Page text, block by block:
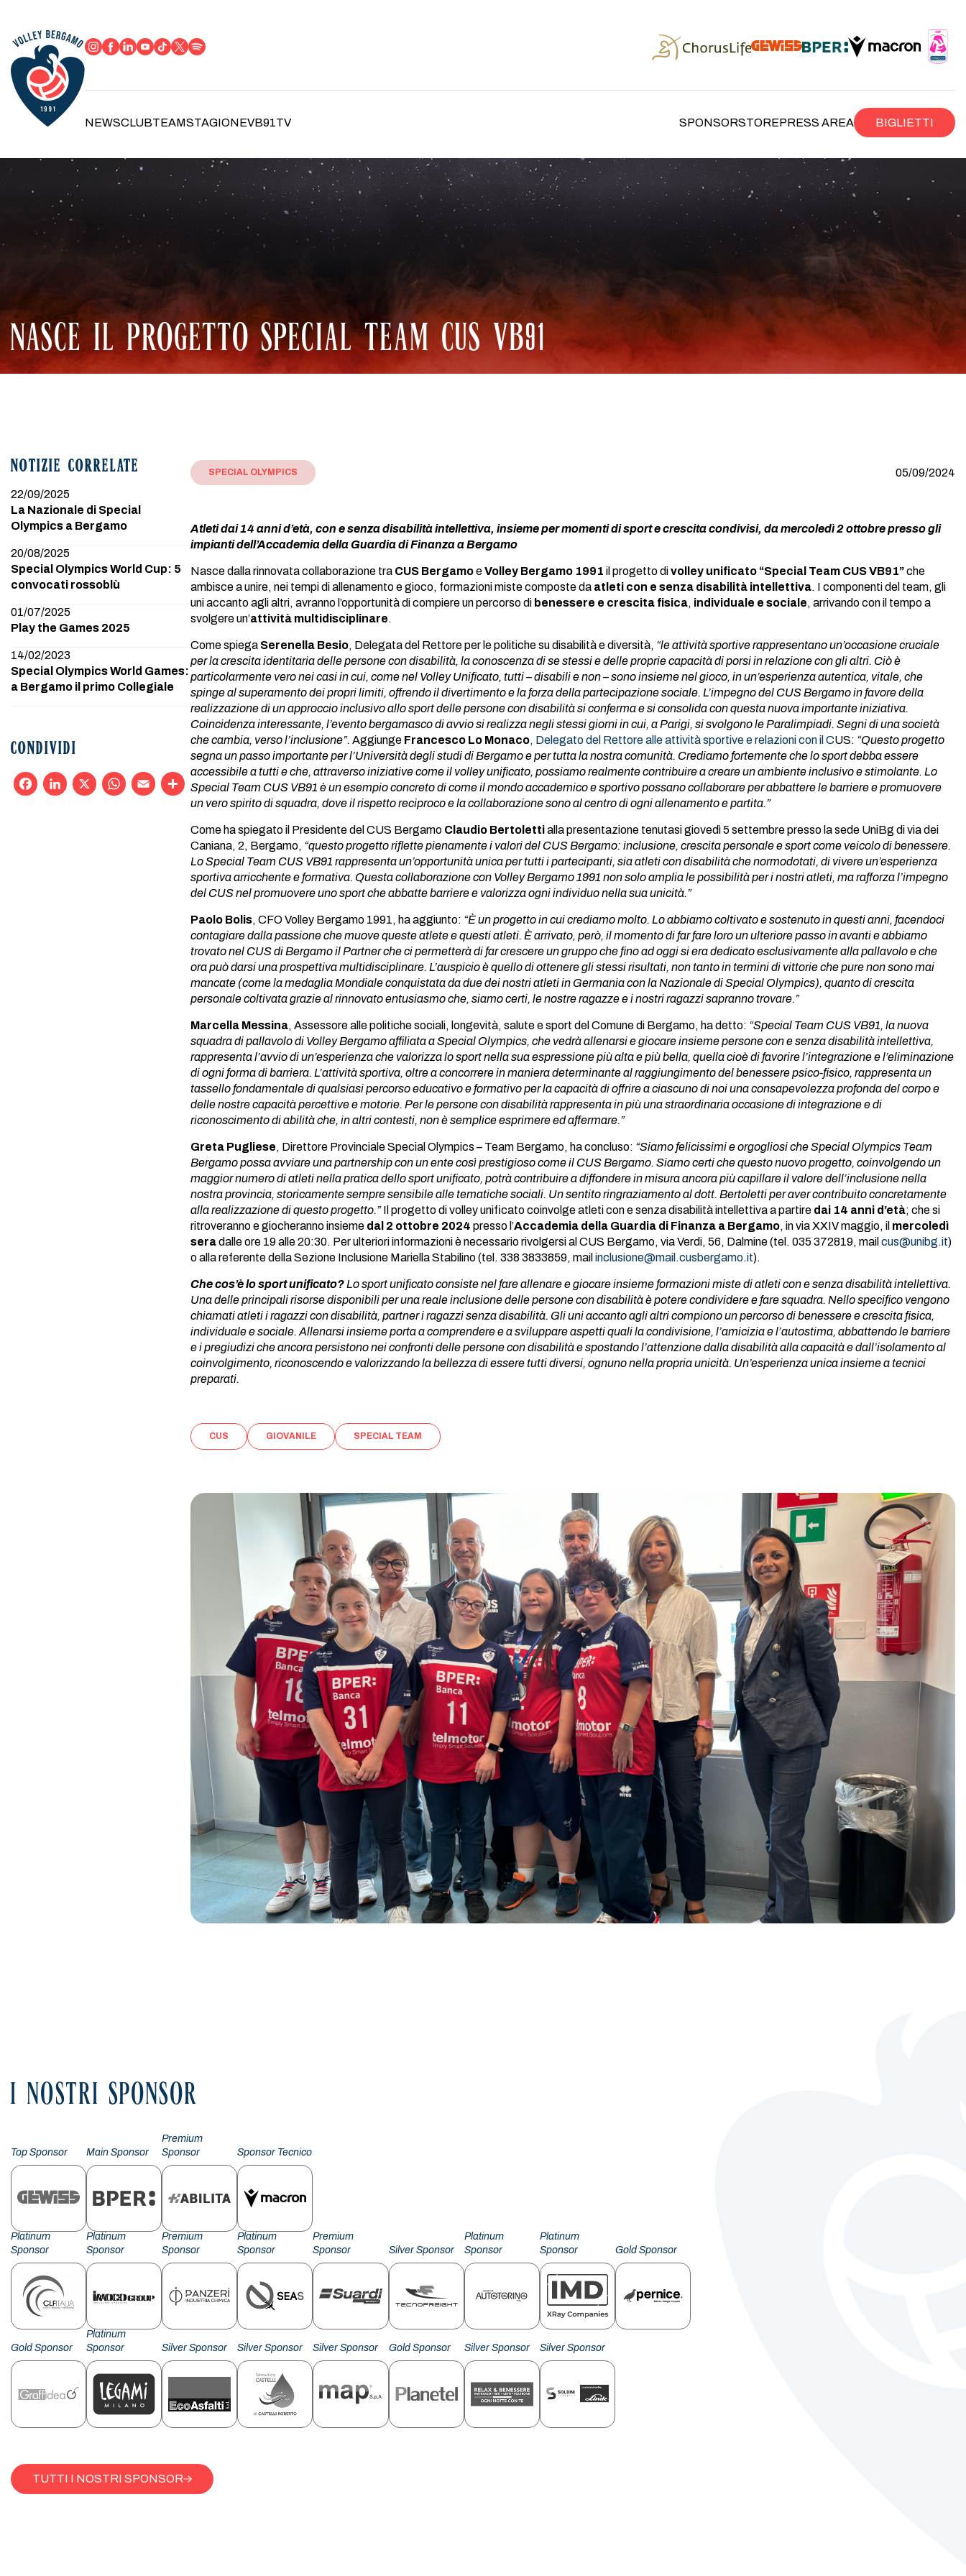
NEWSCLUBTEAMSTAGIONEVB91TV SPONSORSTOREPRESS AREA BIGLIETTI
NASCE IL PROGETTO SPECIAL TEAM CUS VB91
NOTIZIE CORRELATE
22/09/2025
La Nazionale di Special
Olympics a Bergamo
20/08/2025
Special Olympics World Cup: 5
convocati rossoblù
01/07/2025
Play the Games 2025
14/02/2023
Special Olympics World Games:
a Bergamo il primo Collegiale
CONDIVIDI
Condividi
SPECIAL OLYMPICS 05/09/2024
Atleti dai 14 anni d’età, con e senza disabilità intellettiva, insieme per momenti di sport e crescita condivisi, da mercoledì 2 ottobre presso gli
impianti dell’Accademia della Guardia di Finanza a Bergamo
Nasce dalla rinnovata collaborazione tra CUS BergamoeVolley Bergamo 1991 il progetto divolley unificato “Special Team CUS VB91”che
ambisce a unire, nei tempi di allenamento e gioco, formazioni miste composte da atleti con e senza disabilità intellettiva. I componenti del team, gli
uni accanto agli altri, avranno l’opportunità di compiere un percorso di benessere e crescita fisica, individuale e sociale, arrivando con il tempo a
svolgere un’attività multidisciplinare.
Come spiega Serenella Besio, Delegata del Rettore per le politiche su disabilità e diversità, “le attività sportive rappresentano un’occasione cruciale
per la crescita identitaria delle persone con disabilità, la conoscenza di se stessi e delle proprie capacità di porsi in relazione con gli altri. Ciò è
particolarmente vero nei casi in cui, come nel Volley Unificato, tutti – disabili e non – sono insieme nel gioco, in un’esperienza autentica, vitale, che
spinge al superamento dei propri limiti, offrendo il divertimento e la forza della partecipazione sociale. L’impegno del CUS Bergamo in favore della
realizzazione di un approccio inclusivo allo sport delle persone con disabilità si conferma e si consolida con questa nuova importante iniziativa.
Coincidenza interessante, l’evento bergamasco di avvio si realizza negli stessi giorni in cui, a Parigi, si svolgono le Paralimpiadi. Segni di una società
che cambia, verso l’inclusione”. Aggiunge Francesco Lo Monaco, Delegato del Rettore alle attività sportive e relazioni con il CUS: “Questo progetto
segna un passo importante per l’Università degli studi di Bergamo e per tutta la nostra comunità. Crediamo fortemente che lo sport debba essere
accessibile a tutti e che, attraverso iniziative come il volley unificato, possiamo realmente contribuire a creare un ambiente inclusivo e stimolante. Lo
Special Team CUS VB91 è un esempio concreto di come il mondo accademico e sportivo possano collaborare per abbattere le barriere e promuovere
un vero spirito di squadra, dove il rispetto reciproco e la collaborazione sono al centro di ogni allenamento e partita.”
Come ha spiegato il Presidente del CUS Bergamo Claudio Bertolettialla presentazione tenutasi giovedì 5 settembre presso la sede UniBg di via dei
Caniana, 2, Bergamo, “questo progetto riflette pienamente i valori del CUS Bergamo: inclusione, crescita personale e sport come veicolo di benessere.
Lo Special Team CUS VB91 rappresenta un’opportunità unica per tutti i partecipanti, sia atleti con disabilità che normodotati, di vivere un’esperienza
sportiva arricchente e formativa. Questa collaborazione con Volley Bergamo 1991 non solo amplia le possibilità per i nostri atleti, ma rafforza l’impegno
del CUS nel promuovere uno sport che abbatte barriere e valorizza ogni individuo nella sua unicità.”
Paolo Bolis, CFO Volley Bergamo 1991, ha aggiunto: “È un progetto in cui crediamo molto. Lo abbiamo coltivato e sostenuto in questi anni, facendoci
contagiare dalla passione che muove queste atlete e questi atleti. È arrivato, però, il momento di far fare loro un ulteriore passo in avanti e abbiamo
trovato nel CUS di Bergamo il Partner che ci permetterà di far crescere un gruppo che fino ad oggi si era dedicato esclusivamente alla pallavolo e che
ora può darsi una prospettiva multidisciplinare. L’auspicio è quello di ottenere gli stessi risultati, non tanto in termini di vittorie che pure non sono mai
mancate (come la medaglia Mondiale conquistata da due dei nostri atleti in Germania con la Nazionale di Special Olympics), quanto di crescita
personale coltivata grazie al rinnovato entusiasmo che, siamo certi, le nostre ragazze e i nostri ragazzi sapranno trovare.”
Marcella Messina, Assessore alle politiche sociali, longevità, salute e sport del Comune di Bergamo, ha detto: “Special Team CUS VB91, la nuova
squadra di pallavolo di Volley Bergamo affiliata a Special Olympics, che vedrà allenarsi e giocare insieme persone con e senza disabilità intellettiva,
rappresenta l’avvio di un’esperienza che valorizza lo sport nella sua espressione più alta e più bella, quella cioè di favorire l’integrazione e l’eliminazione
di ogni forma di barriera. L’attività sportiva, oltre a concorrere in maniera determinante al raggiungimento del benessere psico-fisico, rappresenta un
tassello fondamentale di qualsiasi percorso educativo e formativo per la capacità di offrire a ciascuno di noi una consapevolezza profonda del corpo e
delle nostre capacità percettive e motorie. Per le persone con disabilità rappresenta in più una straordinaria occasione di integrazione e di
riconoscimento di abilità che, in altri contesti, non è semplice esprimere ed affermare.”
Greta Pugliese, Direttore Provinciale Special Olympics – Team Bergamo, ha concluso: “Siamo felicissimi e orgogliosi che Special Olympics Team
Bergamo possa avviare una partnership con un ente così prestigioso come il CUS Bergamo. Siamo certi che questo nuovo progetto, coinvolgendo un
maggior numero di atleti nella pratica dello sport unificato, potrà contribuire a diffondere in misura ancora più capillare il valore dell’inclusione nella
nostra provincia, storicamente sempre sensibile alle tematiche sociali. Un sentito ringraziamento al dott. Bertoletti per aver contribuito concretamente
alla realizzazione di questo progetto.”Il progetto di volley unificato coinvolge atleti con e senza disabilità intellettiva a partire dai 14 anni d’età; che si
ritroveranno e giocheranno insieme dal 2 ottobre 2024 presso l’Accademia della Guardia di Finanza a Bergamo, in via XXIV maggio, il mercoledì
seradalle ore 19 alle 20:30. Per ulteriori informazioni è necessario rivolgersi al CUS Bergamo, via Verdi, 56, Dalmine (tel. 035 372819, mail cus@unibg.it)
o alla referente della Sezione Inclusione Mariella Stabilino (tel. 338 3833859, mail inclusione@mail.cusbergamo.it).
Che cos’è lo sport unificato?Lo sport unificato consiste nel fare allenare e giocare insieme formazioni miste di atleti con e senza disabilità intellettiva.
Una delle principali risorse disponibili per una reale inclusione delle persone con disabilità è potere condividere e fare squadra. Nello specifico vengono
chiamati atleti i ragazzi con disabilità, partner i ragazzi senza disabilità. Gli uni accanto agli altri compiono un percorso di benessere e crescita fisica,
individuale e sociale. Allenarsi insieme porta a comprendere e a sviluppare aspetti quali la condivisione, l’amicizia e l’autostima, abbattendo le barriere
e i pregiudizi che ancora persistono nei confronti delle persone con disabilità e spostando l’attenzione dalla disabilità alla capacità e dall’isolamento al
coinvolgimento, riconoscendo e valorizzando la bellezza di essere tutti diversi, ognuno nella propria unicità. Un’esperienza unica insieme a tecnici
preparati.
CUS GIOVANILE SPECIAL TEAM
I NOSTRI SPONSOR
Top Sponsor Main Sponsor
Premium
Sponsor
Sponsor Tecnico
Platinum
Sponsor
Platinum
Sponsor
Premium
Sponsor
Platinum
Sponsor
Premium
Sponsor
Silver Sponsor
Platinum
Sponsor
Platinum
Sponsor
Gold Sponsor
Gold Sponsor
Platinum
Sponsor
Silver Sponsor Silver Sponsor Silver Sponsor Gold Sponsor Silver Sponsor Silver Sponsor
TUTTI I NOSTRI SPONSOR